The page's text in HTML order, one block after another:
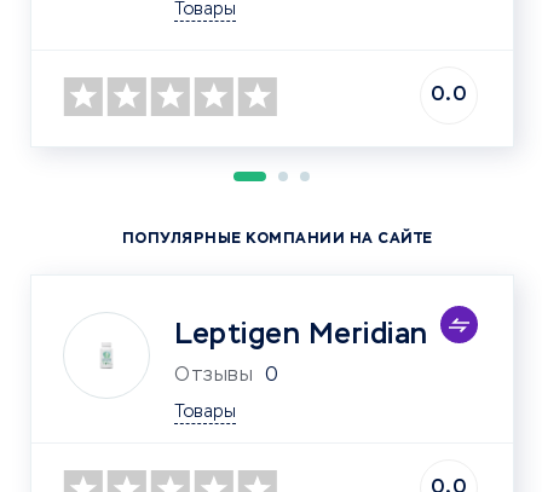
Товары
0.0
ПОПУЛЯРНЫЕ КОМПАНИИ НА САЙТЕ
Leptigen Meridian
Отзывы 0
Товары
0.0